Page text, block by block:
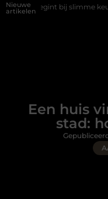
Nieuwe
artikelen
slimme keuzes
Een huis
stad: